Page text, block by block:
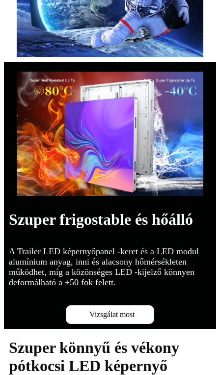
Szuper frigostable és hőálló
A Trailer LED képernyőpanel -keret és a LED modul
alumínium anyag, inni és alacsony hőmérsékleten
működhet, míg a közönséges LED -kijelző könnyen
deformálható a +50 fok felett.
Vizsgálat most
Szuper könnyű és vékony
pótkocsi LED képernyő